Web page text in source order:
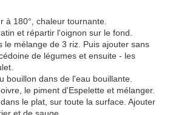
à 180°, chaleur tournante.
et répartir l'oignon sur le fond.
le mélange de 3 riz. Puis ajouter sans
de légumes et ensuite - les
bouillon dans de l'eau bouillante.
le piment d'Espelette et mélanger.
le plat, sur toute la surface. Ajouter